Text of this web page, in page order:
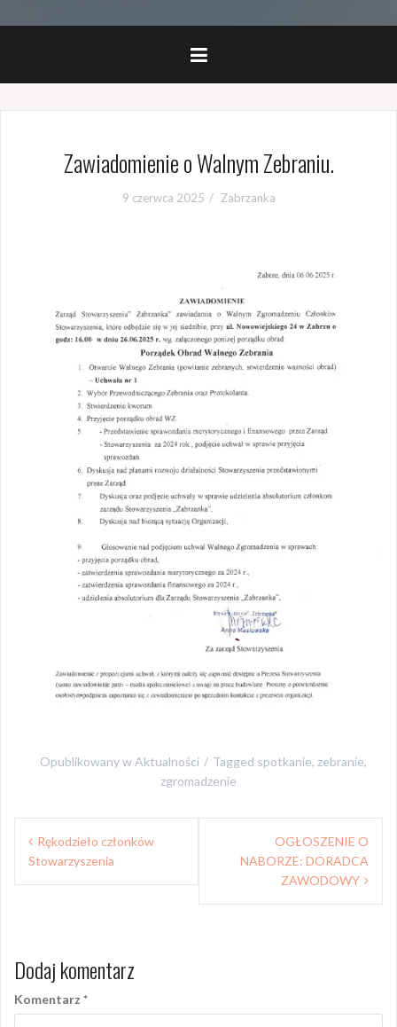
Zawiadomienie o Walnym Zebraniu.
9 czerwca 2025 Zabrzanka
Opublikowany wAktualności Tagged spotkanie, zebranie,
zgromadzenie
Nawigacja
wpisu
Rękodzieło członków
Stowarzyszenia
OGŁOSZENIE O
NABORZE: DORADCA
ZAWODOWY
Dodaj komentarz
Komentarz *